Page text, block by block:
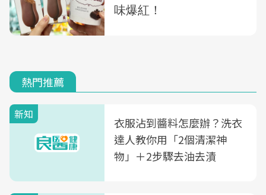
熱門推薦
新知
衣服沾到醬料怎麼辦？洗衣
達人教你用「2個清潔神
物」＋2步驟去油去漬